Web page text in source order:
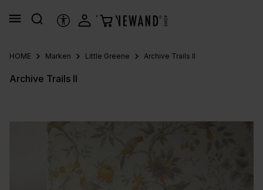
springen
HILFSTOOLS
HOME Marken Little Greene Archive Trails II
Archive Trails II